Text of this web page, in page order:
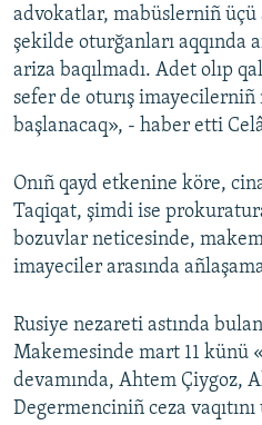
advokatlar, mabüslerniñ üçü
şekilde oturğanları aqqında
ariza baqılmadı. Adet olıp
sefer de oturış imayecilerniñ
başlanacaq», - haber etti
Onıñ qayd etkenine köre,
Taqiqat, şimdi ise
bozuvlar neticesinde,
imayeciler arasında
Rusiye nezareti astında
Makemesinde mart 11 künü
devamında, Ahtem Çiygoz,
Degermenciniñ ceza